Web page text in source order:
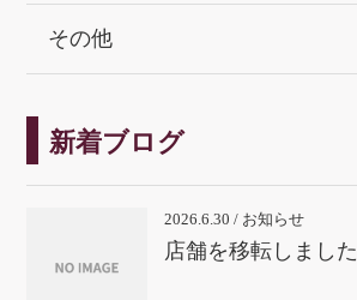
その他
新着ブログ
2026.6.30 / お知らせ
店舗を移転しました